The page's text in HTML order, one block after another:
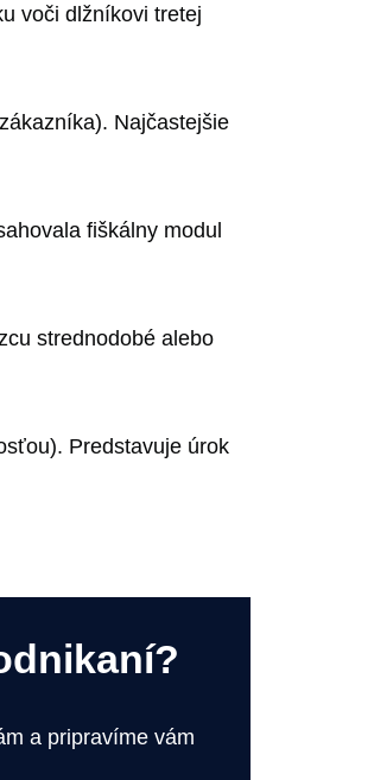
voči dlžníkovi tretej
Najčastejšie
fiškálny modul
strednodobé alebo
Predstavuje úrok
a pripravíme vám